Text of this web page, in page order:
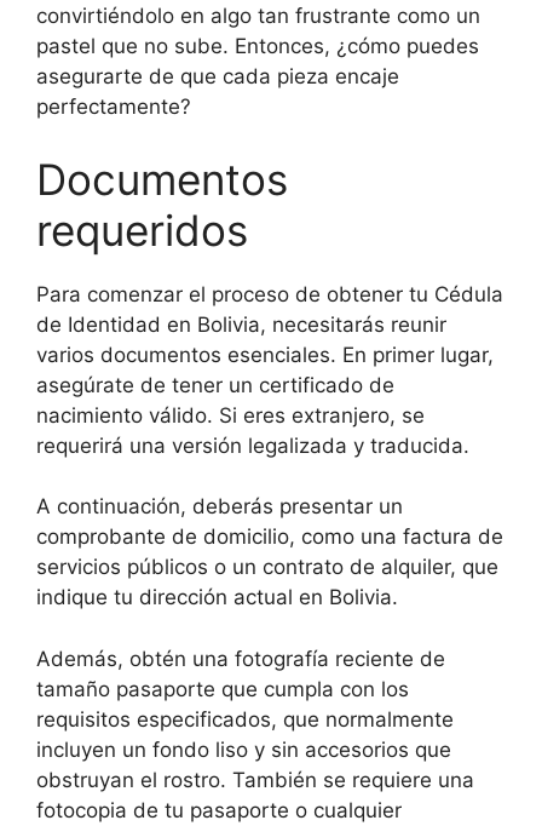
convirtiéndolo en algo tan frustrante como un
pastel que no sube. Entonces, ¿cómo puedes
asegurarte de que cada pieza encaje
perfectamente?
Documentos
requeridos
Para comenzar el proceso de obtener tu Cédula
de Identidad en Bolivia, necesitarás reunir
varios documentos esenciales. En primer lugar,
asegúrate de tener un certificado de
nacimiento válido. Si eres extranjero, se
requerirá una versión legalizada y traducida.
A continuación, deberás presentar un
comprobante de domicilio, como una factura de
servicios públicos o un contrato de alquiler, que
indique tu dirección actual en Bolivia.
Además, obtén una fotografía reciente de
tamaño pasaporte que cumpla con los
requisitos especificados, que normalmente
incluyen un fondo liso y sin accesorios que
obstruyan el rostro. También se requiere una
fotocopia de tu pasaporte o cualquier